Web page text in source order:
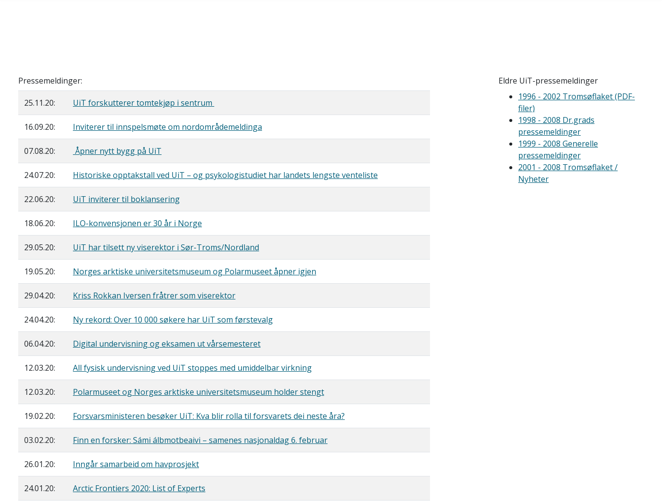
Pressemeldinger:
25.11.20: UiT forskutterer tomtekjøp i sentrum
16.09.20: Inviterer til innspelsmøte om nordområdemeldinga
07.08.20: Åpner nytt bygg på UiT
24.07.20: Historiske opptakstall ved UiT – og psykologistudiet har landets lengste venteliste
22.06.20: UiT inviterer til boklansering
18.06.20: ILO-konvensjonen er 30 år i Norge
29.05.20: UiT har tilsett ny viserektor i Sør-Troms/Nordland
19.05.20: Norges arktiske universitetsmuseum og Polarmuseet åpner igjen
29.04.20: Kriss Rokkan Iversen fråtrer som viserektor
24.04.20: Ny rekord: Over 10 000 søkere har UiT som førstevalg
06.04.20: Digital undervisning og eksamen ut vårsemesteret
12.03.20: All fysisk undervisning ved UiT stoppes med umiddelbar virkning
12.03.20: Polarmuseet og Norges arktiske universitetsmuseum holder stengt
19.02.20: Forsvarsministeren besøker UiT: Kva blir rolla til forsvarets dei neste åra?
03.02.20: Finn en forsker: Sámi álbmotbeaivi – samenes nasjonaldag 6. februar
26.01.20: Inngår samarbeid om havprosjekt
24.01.20: Arctic Frontiers 2020: List of Experts
Eldre UiT-pressemeldinger
1996 - 2002 Tromsøflaket (PDF-
filer)
1998 - 2008 Dr.grads
pressemeldinger
1999 - 2008 Generelle
pressemeldinger
2001 - 2008 Tromsøflaket /
Nyheter